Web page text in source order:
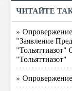
ЧИТАЙТЕ
»
"Заявление
"Тольяттиазот"
» Опровержение